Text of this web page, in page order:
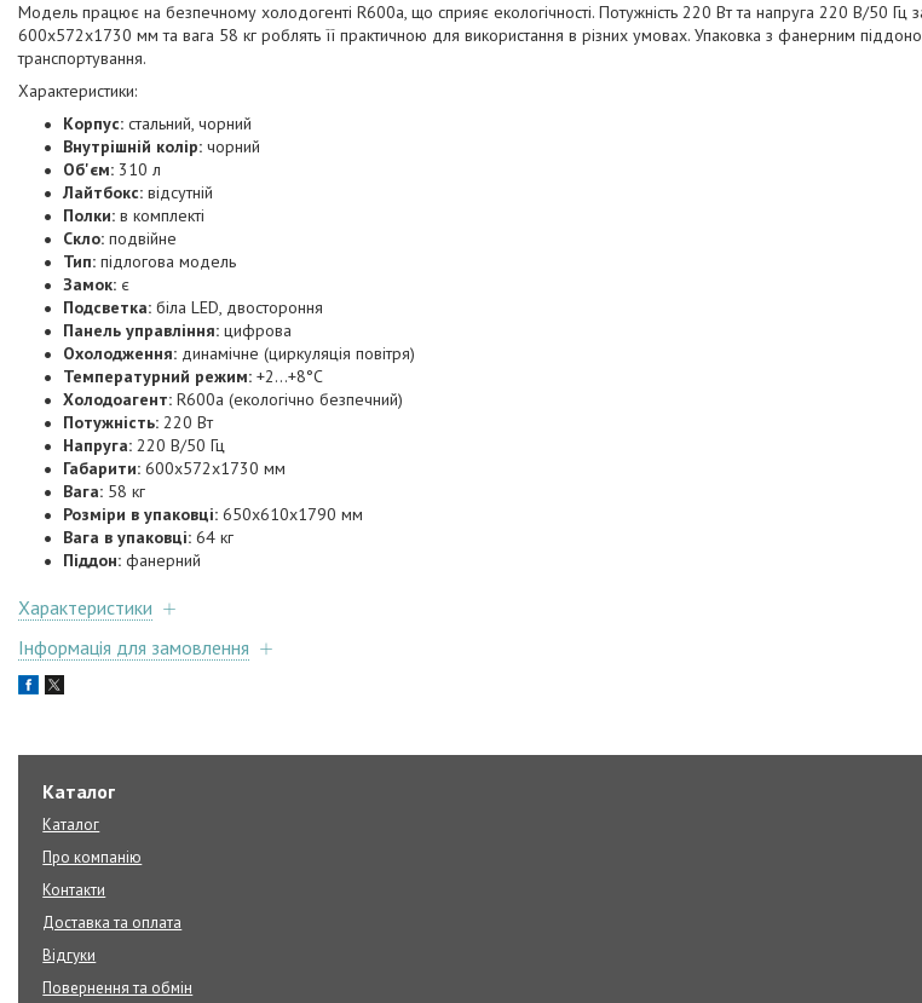
Модель працює на безпечному холодогенті R600a, що сприяє екологічності. Потужність 220 Вт та напруга 220 В/50 Гц
600x572x1730 мм та вага 58 кг роблять її практичною для використання в різних умовах. Упаковка з фанерним
транспортування.
Характеристики:
Корпус: стальний, чорний
Внутрішній колір: чорний
Об'єм: 310 л
Лайтбокс: відсутній
Полки: в комплекті
Скло: подвійне
Тип: підлогова модель
Замок: є
Подсветка: біла LED, двостороння
Панель управління: цифрова
Охолодження: динамічне (циркуляція повітря)
Температурний режим: +2...+8°C
Холодоагент: R600a (екологічно безпечний)
Потужність: 220 Вт
Напруга: 220 В/50 Гц
Габарити: 600x572x1730 мм
Вага: 58 кг
Розміри в упаковці: 650х610х1790 мм
Вага в упаковці: 64 кг
Піддон: фанерний
Характеристики
Інформація для замовлення
Каталог
Каталог
Про компанію
Контакти
Доставка та оплата
Відгуки
Повернення та обмін